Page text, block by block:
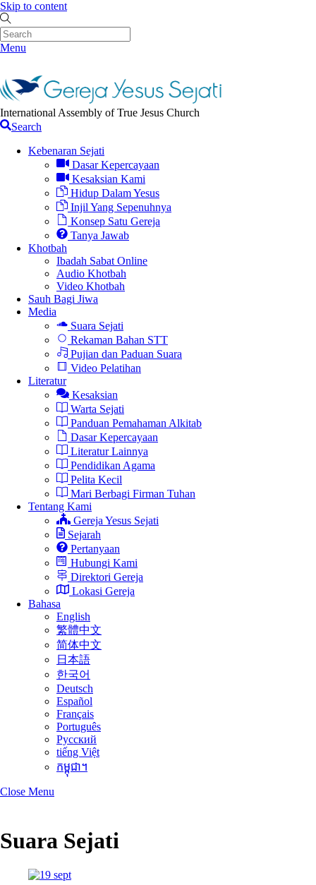
Skip to content
Menu
International Assembly of True Jesus Church
Search
Kebenaran Sejati
Dasar Kepercayaan
Kesaksian Kami
Hidup Dalam Yesus
Injil Yang Sepenuhnya
Konsep Satu Gereja
Tanya Jawab
Khotbah
Ibadah Sabat Online
Audio Khotbah
Video Khotbah
Sauh Bagi Jiwa
Media
Suara Sejati
Rekaman Bahan STT
Pujian dan Paduan Suara
Video Pelatihan
Literatur
Kesaksian
Warta Sejati
Panduan Pemahaman Alkitab
Dasar Kepercayaan
Literatur Lainnya
Pendidikan Agama
Pelita Kecil
Mari Berbagi Firman Tuhan
Tentang Kami
Gereja Yesus Sejati
Sejarah
Pertanyaan
Hubungi Kami
Direktori Gereja
Lokasi Gereja
Bahasa
English
繁體中文
简体中文
日本語
한국어
Deutsch
Español
Français
Português
Русский
tiếng Việt
កម្ពុជា។
Close Menu
Suara Sejati